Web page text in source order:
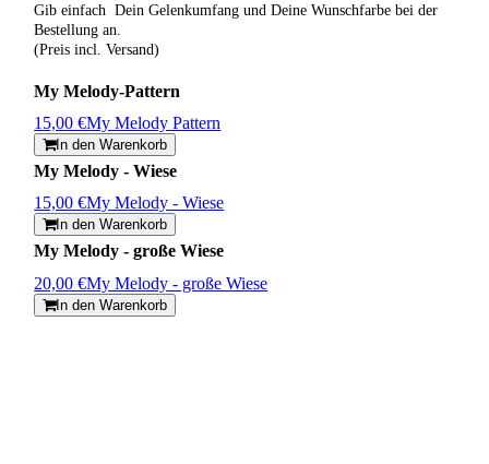
Gib einfach Dein Gelenkumfang und Deine Wunschfarbe bei der
Bestellung an.
(Preis incl. Versand)
My Melody-Pattern
15,00 €My Melody Pattern
In den Warenkorb
My Melody - Wiese
15,00 €My Melody - Wiese
In den Warenkorb
My Melody - große Wiese
20,00 €My Melody - große Wiese
In den Warenkorb